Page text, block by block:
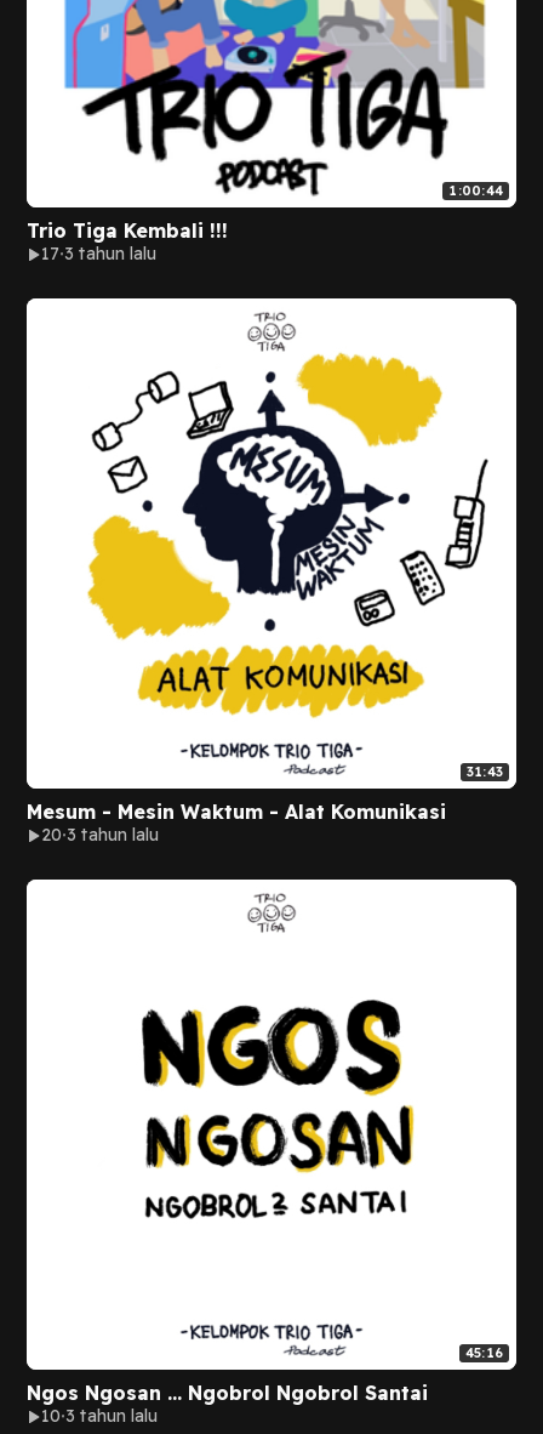
1:00:44
Trio Tiga Kembali !!!
17 3 tahun lalu
31:43
Mesum - Mesin Waktum - Alat Komunikasi
20 3 tahun lalu
45:16
Ngos Ngosan … Ngobrol Ngobrol Santai
10 3 tahun lalu